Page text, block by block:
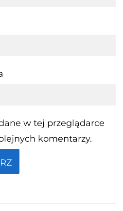
w tej przeglądarce
komentarzy.